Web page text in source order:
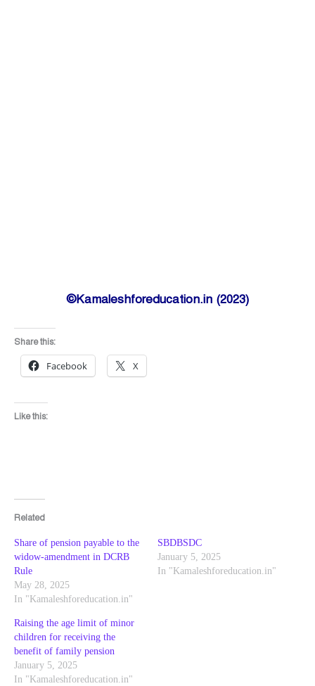
©Kamaleshforeducation.in (2023)
Share this:
Facebook X
Like this:
Related
Share of pension payable to the
widow-amendment in DCRB
Rule
May 28, 2025
In "Kamaleshforeducation.in"
SBDBSDC
January 5, 2025
In "Kamaleshforeducation.in"
Raising the age limit of minor
children for receiving the
benefit of family pension
January 5, 2025
In "Kamaleshforeducation.in"